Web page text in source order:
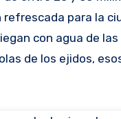
para la
con agua de
de los ejidos,